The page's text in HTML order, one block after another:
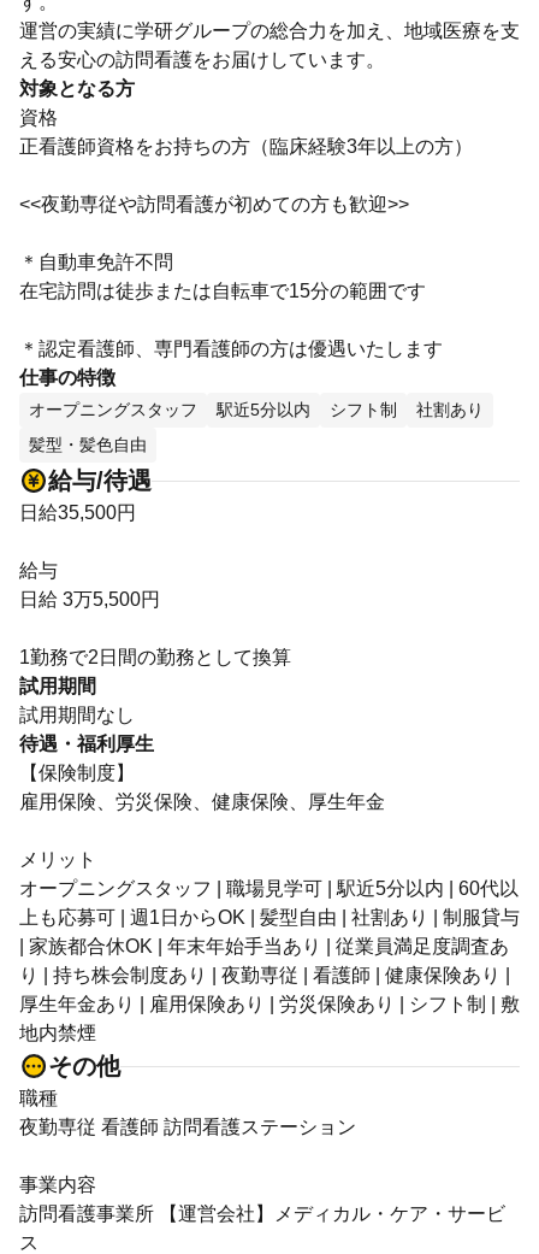
運営の実績に学研グループの総合力を加え、地域医療を支
える安心の訪問看護をお届けしています。
対象となる方
資格
正看護師資格をお持ちの方（臨床経験3年以上の方）
<<夜勤専従や訪問看護が初めての方も歓迎>>
＊自動車免許不問
在宅訪問は徒歩または自転車で15分の範囲です
＊認定看護師、専門看護師の方は優遇いたします
仕事の特徴
オープニングスタッフ 駅近5分以内 シフト制
社割あり
髪型・髪色自由
給与/待遇
日給35,500円
給与
日給 3万5,500円
1勤務で2日間の勤務として換算
試用期間
試用期間なし
待遇・福利厚生
【保険制度】
雇用保険、労災保険、健康保険、厚生年金
メリット
オープニングスタッフ | 職場見学可 | 駅近5分以内 | 60代以
上も応募可 | 週1日からOK | 髪型自由 | 社割あり | 制服貸与
| 家族都合休OK | 年末年始手当あり | 従業員満足度調査あ
り | 持ち株会制度あり | 夜勤専従 | 看護師 | 健康保険あり |
厚生年金あり | 雇用保険あり | 労災保険あり | シフト制 | 敷
地内禁煙
その他
職種
夜勤専従 看護師 訪問看護ステーション
事業内容
訪問看護事業所 【運営会社】メディカル・ケア・サービ
ス